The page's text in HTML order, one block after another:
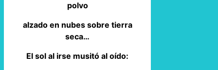
polvo
alzado en nubes sobre tierra
seca…
El sol al irse musitó al oído: